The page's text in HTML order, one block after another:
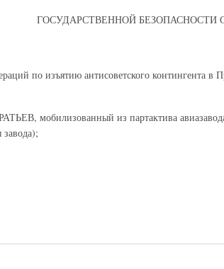
ГОСУДАРСТВЕННОЙ БЕЗОПАСНОСТИ
по изъятию антисоветского контингента в
мобилизованный из партактива
завода);